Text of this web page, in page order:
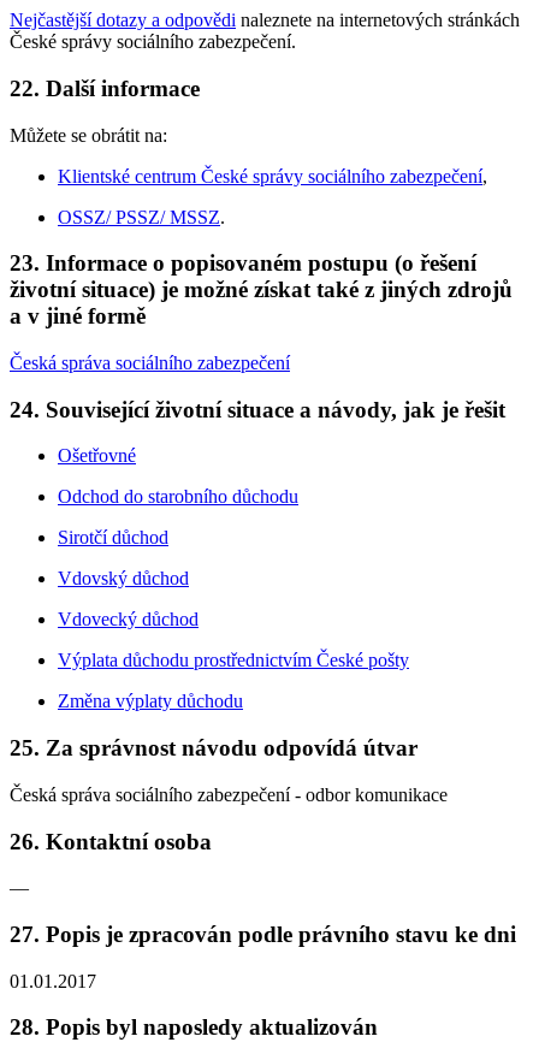
Nejčastější dotazy a odpovědi naleznete na internetových stránkách
České správy sociálního zabezpečení.
22. Další informace
Můžete se obrátit na:
Klientské centrum České správy sociálního zabezpečení,
OSSZ/ PSSZ/ MSSZ.
23. Informace o popisovaném postupu (o řešení
životní situace) je možné získat také z jiných zdrojů
a v jiné formě
Česká správa sociálního zabezpečení
24. Související životní situace a návody, jak je řešit
Ošetřovné
Odchod do starobního důchodu
Sirotčí důchod
Vdovský důchod
Vdovecký důchod
Výplata důchodu prostřednictvím České pošty
Změna výplaty důchodu
25. Za správnost návodu odpovídá útvar
Česká správa sociálního zabezpečení - odbor komunikace
26. Kontaktní osoba
—
27. Popis je zpracován podle právního stavu ke dni
01.01.2017
28. Popis byl naposledy aktualizován